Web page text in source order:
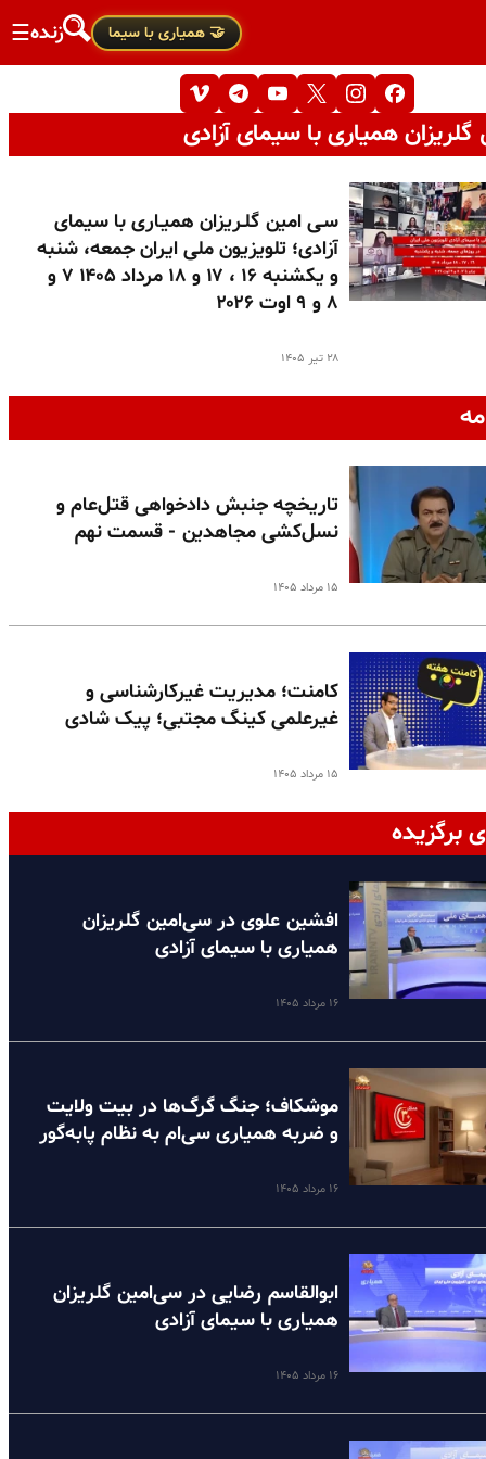
🤝 همیاری با سیما زنده☰
همیاری با سیمای آزادی
سـی امین گلـریزان همیـاری با سیمای
آزادی؛ تلویزیون ملی ایران جمعه، شنبه
و یکشنبه ۱۶ ، ۱۷ و ۱۸ مرداد ۱۴۰۵ ۷ و
۸ و ۹ اوت ۲۰۲۶
۲۸ تیر ۱۴۰۵
تاریخچه جنبش دادخواهی قتل‌عام و
نسل‌کشی مجاهدین - قسمت نهم
۱۵ مرداد ۱۴۰۵
کامنت؛ مدیریت غیرکارشناسی و
غیرعلمی کینگ مجتبی؛ پیک شادی
۱۵ مرداد ۱۴۰۵
برگزیده
افشین علوی در سی‌امین گلریزان
همیاری با سیمای آزادی
۱۶ مرداد ۱۴۰۵
موشکاف؛ جنگ گرگ‌ها در بیت ولایت
و ضربه همیاری سی‌ام به نظام پا‌به‌گور
۱۶ مرداد ۱۴۰۵
ابوالقاسم رضایی در سی‌امین گلریزان
همیاری با سیمای آزادی
۱۶ مرداد ۱۴۰۵